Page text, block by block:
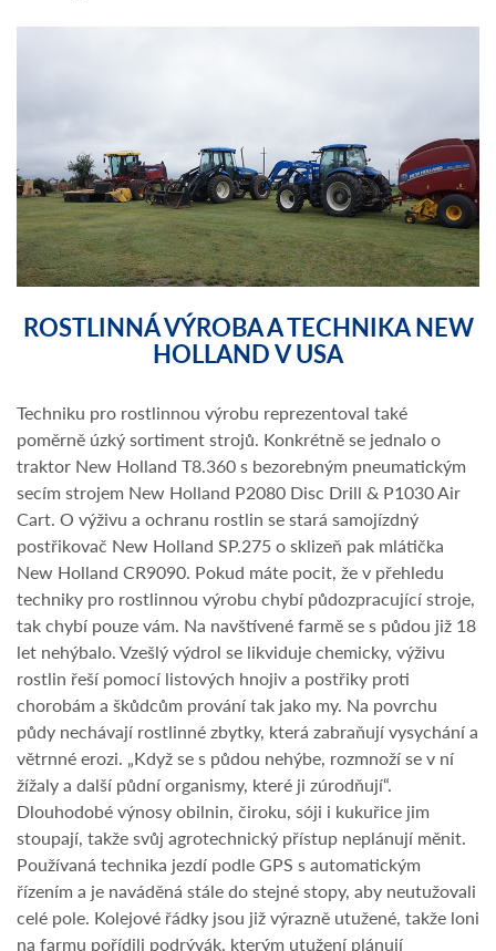
ROSTLINNÁ VÝROBA A TECHNIKA NEW
HOLLAND V USA
Techniku pro rostlinnou výrobu reprezentoval také
poměrně úzký sortiment strojů. Konkrétně se jednalo o
traktor New Holland T8.360 s bezorebným pneumatickým
secím strojem New Holland P2080 Disc Drill & P1030 Air
Cart. O výživu a ochranu rostlin se stará samojízdný
postřikovač New Holland SP.275 o sklizeň pak mlátička
New Holland CR9090. Pokud máte pocit, že v přehledu
techniky pro rostlinnou výrobu chybí půdozpracující stroje,
tak chybí pouze vám. Na navštívené farmě se s půdou již 18
let nehýbalo. Vzešlý výdrol se likviduje chemicky, výživu
rostlin řeší pomocí listových hnojiv a postřiky proti
chorobám a škůdcům prování tak jako my. Na povrchu
půdy nechávají rostlinné zbytky, která zabraňují vysychání a
větrnné erozi. „Když se s půdou nehýbe, rozmnoží se v ní
žížaly a další půdní organismy, které ji zúrodňují“.
Dlouhodobé výnosy obilnin, čiroku, sóji i kukuřice jim
stoupají, takže svůj agrotechnický přístup neplánují měnit.
Používaná technika jezdí podle GPS s automatickým
řízením a je naváděná stále do stejné stopy, aby neutužovali
celé pole. Kolejové řádky jsou již výrazně utužené, takže loni
na farmu pořídili podrývák, kterým utužení plánují